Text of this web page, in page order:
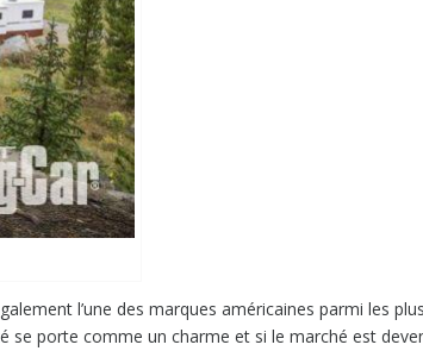
l’une des marques américaines parmi les
se porte comme un charme et si le marché est